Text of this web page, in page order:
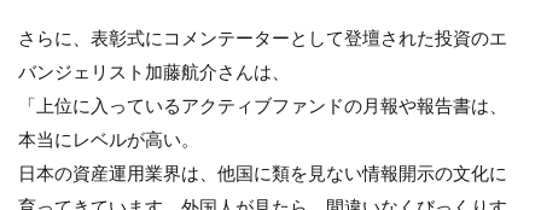
さらに、表彰式にコメンテーターとして登壇された投資のエ
バンジェリスト加藤航介さんは、
「上位に入っているアクティブファンドの月報や報告書は、
本当にレベルが高い。
日本の資産運用業界は、他国に類を見ない情報開示の文化に